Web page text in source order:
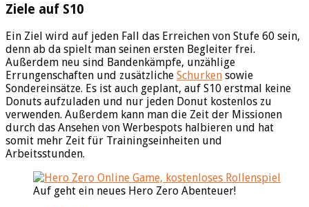
Ziele auf S10
Ein Ziel wird auf jeden Fall das Erreichen von Stufe 60 sein,
denn ab da spielt man seinen ersten Begleiter frei.
Außerdem neu sind Bandenkämpfe, unzählige
Errungenschaften und zusätzliche Schurken sowie
Sondereinsätze. Es ist auch geplant, auf S10 erstmal keine
Donuts aufzuladen und nur jeden Donut kostenlos zu
verwenden. Außerdem kann man die Zeit der Missionen
durch das Ansehen von Werbespots halbieren und hat
somit mehr Zeit für Trainingseinheiten und
Arbeitsstunden.
Auf geht ein neues Hero Zero Abenteuer!